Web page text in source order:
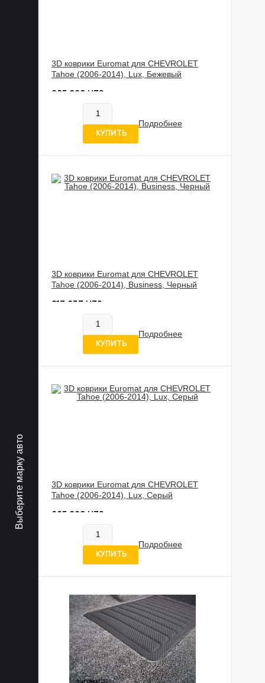
Выберите марку авто
3D коврики Euromat для CHEVROLET
Tahoe (2006-2014), Lux, Бежевый
885 989 UZS
В наличии
5 отзывов
КУПИТЬ
Подробнее
3D коврики Euromat для CHEVROLET
Tahoe (2006-2014), Business, Черный
817 837 UZS
В наличии
5 отзывов
КУПИТЬ
Подробнее
3D коврики Euromat для CHEVROLET
Tahoe (2006-2014), Lux, Серый
885 989 UZS
Нет в наличии
5 отзывов
КУПИТЬ
Подробнее